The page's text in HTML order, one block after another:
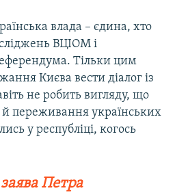
влада – єдина, хто
ВЦІОМ і
Тільки цим
Києва вести діалог із
не робить вигляду, що
переживання українських
у республіці, когось
Петра